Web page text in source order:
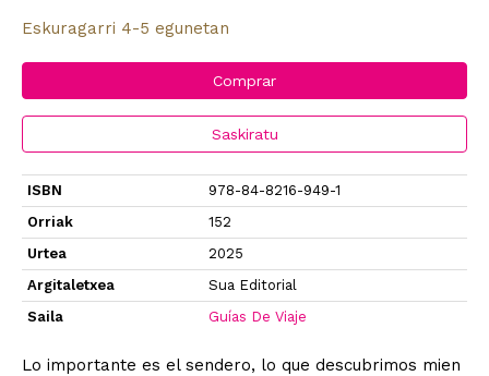
Eskuragarri 4-5 egunetan
Comprar
Saskiratu
ISBN
978-84-8216-949-1
Orriak
152
Urtea
2025
Argitaletxea
Sua Editorial
Saila
Guías De Viaje
Lo importante es el sendero, lo que descubrimos mien